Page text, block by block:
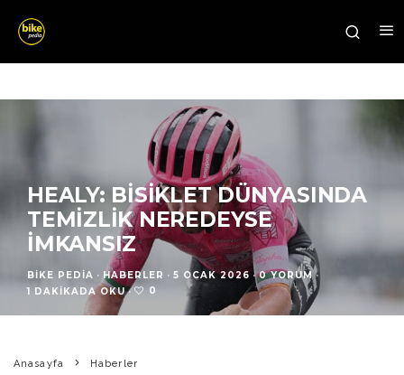
HEALY: BISIKLET DÜNYASINDA
TEMIZLIK NEREDEYSE
İMKANSIZ
BIKE PEDIA · HABERLER · 5 OCAK 2026 · 0 YORUM ·
1 DAKIKADA OKU · 0
Anasayfa Haberler